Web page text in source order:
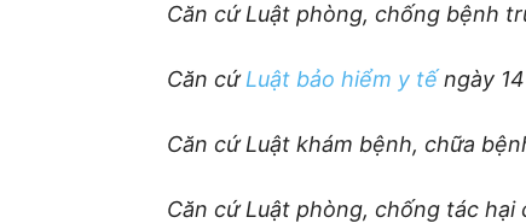
Căn cứ Luật phòng, chống bệnh
Căn cứLuật bảo hiểm y tếngày
Căn cứ Luật khám bệnh, chữa
Căn cứ Luật phòng, chống tác hại